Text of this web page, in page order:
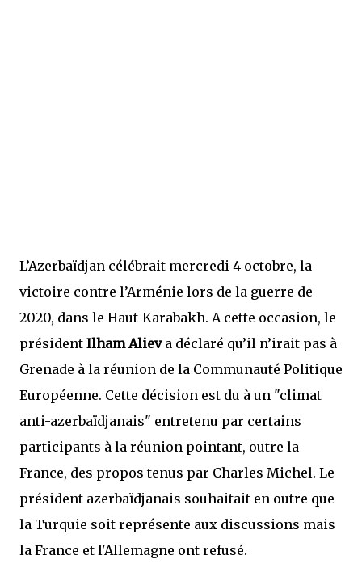
L’Azerbaïdjan célébrait mercredi 4 octobre, la
victoire contre l’Arménie lors de la guerre de
2020, dans le Haut-Karabakh. A cette occasion, le
président Ilham Alieva déclaré qu’il n’irait pas à
Grenade à la réunion de la Communauté Politique
Européenne. Cette décision est du à un "climat
anti-azerbaïdjanais" entretenu par certains
participants à la réunion pointant, outre la
France, des propos tenus par Charles Michel. Le
président azerbaïdjanais souhaitait en outre que
la Turquie soit représente aux discussions mais
la France et l'Allemagne ont refusé.